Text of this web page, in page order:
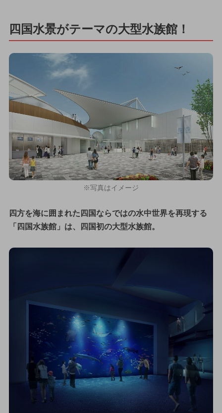
四国水景がテーマの大型水族館！
※写真はイメージ
四方を海に囲まれた四国ならではの水中世界を再現する
「四国水族館」は、四国初の大型水族館。